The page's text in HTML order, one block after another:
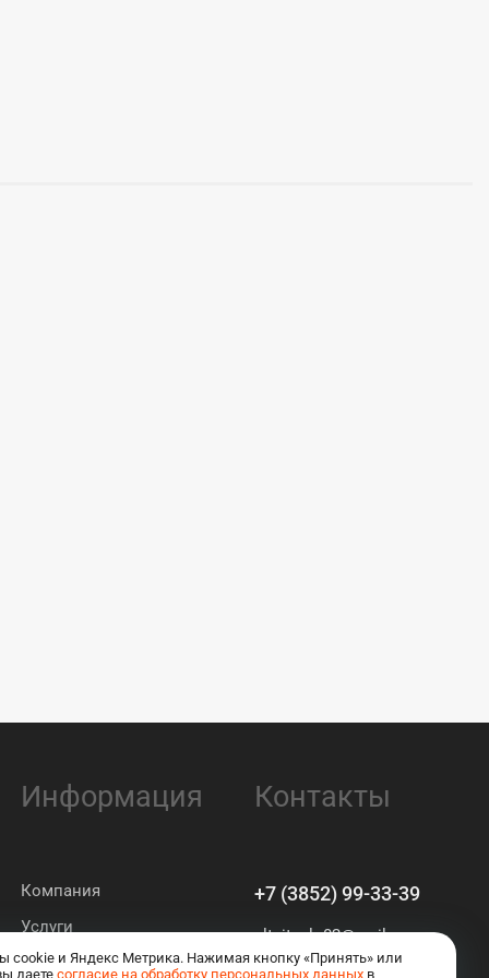
Информация
Компания
Услуги
Контакты
+7 (3852) 99-33-39
altaiteplo02@mail.ru
cookie и Яндекс Метрика. Нажимая кнопку «Принять» или
даете согласие на обработку персональных данных в